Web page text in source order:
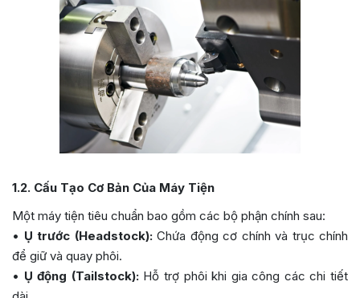
1.2. Cấu Tạo Cơ Bản Của Máy Tiện
Một máy tiện tiêu chuẩn bao gồm các bộ phận chính sau:
• Ụ trước (Headstock):Chứa động cơ chính và trục chính
để giữ và quay phôi.
• Ụ động (Tailstock):Hỗ trợ phôi khi gia công các chi tiết